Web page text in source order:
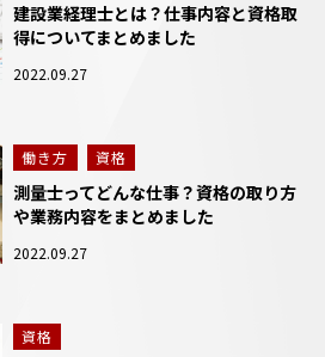
建設業経理士とは？仕事内容と資格取
得についてまとめました
2022.09.27
働き方 資格
測量士ってどんな仕事？資格の取り方
や業務内容をまとめました
2022.09.27
資格